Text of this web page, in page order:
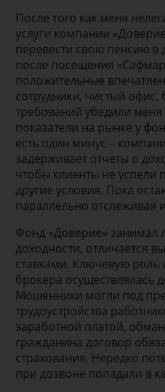
После того как меня
услуги компании
перевести свою пенсию в
после посещения
положительные
сотрудники, чистый
требований убедили
показатели на рынке у
есть один минус –
задерживает отчеты о
чтобы клиенты не успели
другие условия. Пока
параллельно отслеживая
Фонд «Доверие»
доходности, отличается
ставками. Ключевую роль
брокера осуществлялась
Мошенники могли под
трудоустройства
заработной платой,
гражданина договор
страхования. Нередко
при дозвоне попадали в